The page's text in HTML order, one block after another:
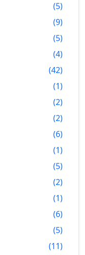
5
9
5
4
42
1
2
2
6
1
5
2
1
6
5
11